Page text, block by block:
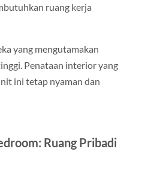
ruang kerja
yang mengutamakan
Penataan interior yang
ini tetap nyaman dan
Ruang Pribadi